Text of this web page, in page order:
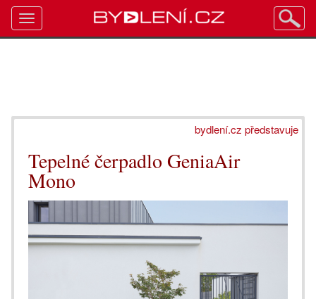
bydlení.cz představuje
Tepelné čerpadlo GeniaAir
Mono
Toggle
navigation